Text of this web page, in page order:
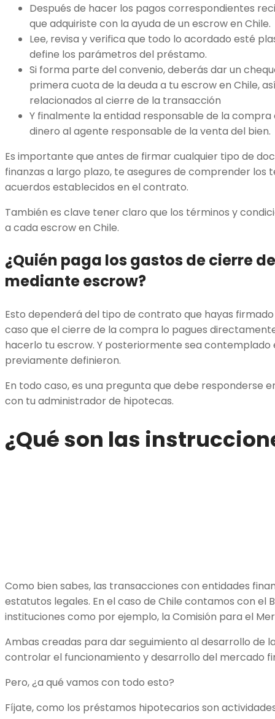
Después de hacer los pagos correspondientes
que adquiriste con la ayuda de un escrow en Chile.
Lee, revisa y verifica que todo lo acordado esté
define los parámetros del préstamo.
Si forma parte del convenio, deberás dar un
primera cuota de la deuda a tu escrow en Chile,
relacionados al cierre de la transacción
Y finalmente la entidad responsable de la
dinero al agente responsable de la venta del bien.
Es importante que antes de firmar cualquier tipo de
finanzas a largo plazo, te asegures de comprender los
acuerdos establecidos en el contrato.
También es clave tener claro que los términos y
a cada escrow en Chile.
¿Quién paga los gastos de cierre
mediante escrow?
Esto dependerá del tipo de contrato que hayas
caso que el cierre de la compra lo pagues
hacerlo tu escrow. Y posteriormente sea contemplado
previamente definieron.
En todo caso, es una pregunta que debe responderse
con tu administrador de hipotecas.
¿Qué son las
Como bien sabes, las transacciones con entidades
estatutos legales. En el caso de Chile contamos con el
instituciones como por ejemplo, la Comisión para el
Ambas creadas para dar seguimiento al desarrollo de
controlar el funcionamiento y desarrollo del mercado
Pero, ¿a qué vamos con todo esto?
Fíjate, como los préstamos hipotecarios son